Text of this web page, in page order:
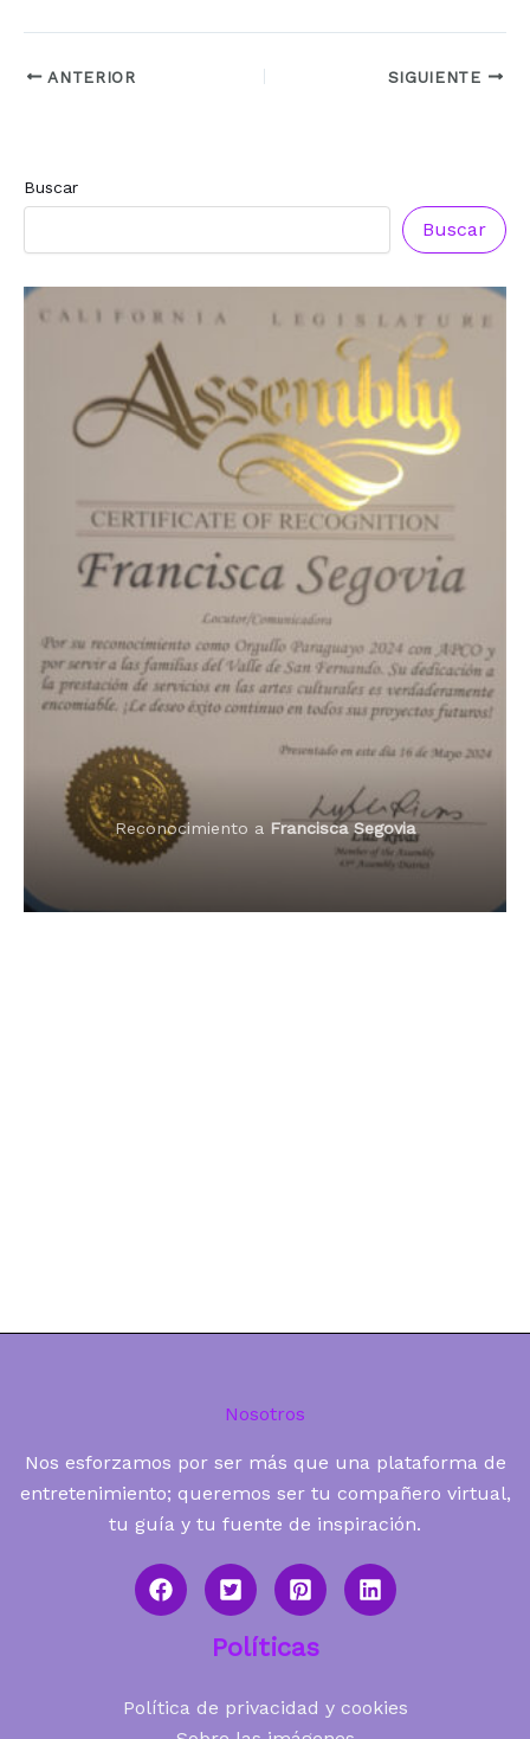
ANTERIOR SIGUIENTE
Buscar
Buscar
Reconocimiento a Francisca Segovia
Reconocimiento a
Reconocimiento a Radio Tribuna Abierta
Reconocimiento a
Premio Orgullo Paraguayo
Reconocimiento a Francisca Segovia
Nosotros
Nos esforzamos por ser más que una plataforma de
entretenimiento; queremos ser tu compañero virtual,
tu guía y tu fuente de inspiración.
Políticas
Política de privacidad y cookies